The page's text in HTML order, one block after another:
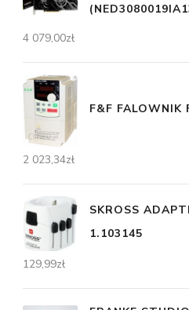
4 079,00zł
F&F FALOWNIK
2 023,34zł
SKROSS
1.103145
129,99zł